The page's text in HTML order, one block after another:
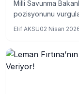
Milli Savunma
pozisyonunu
Elif AKSU02 Nisan